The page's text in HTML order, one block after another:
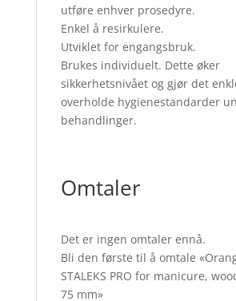
utføre enhver prosedyre.
Enkel å resirkulere.
Utviklet for engangsbruk.
Brukes individuelt. Dette øker
sikkerhetsnivået og gjør det
overholde hygienestandarder
behandlinger.
Omtaler
Det er ingen omtaler ennå.
Bli den første til å omtale
STALEKS PRO for manicure,
75 mm»